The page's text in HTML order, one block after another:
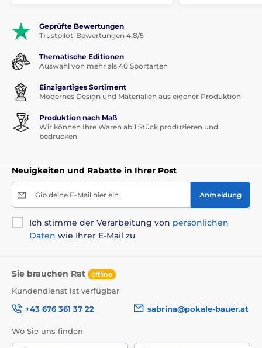
Geprüfte Bewertungen
Trustpilot-Bewertungen 4.8/5
Thematische Editionen
Auswahl von mehr als 40 Sportarten
Einzigartiges Sortiment
Modernes Design und Materialien aus eigener Produktion
Produktion nach Maß
Wir können Ihre Waren ab 1 Stück produzieren und
bedrucken
Neuigkeiten und Rabatte in Ihrer Post
Gib deine E-Mail hier ein Anmeldung
Ich stimme der Verarbeitung von persönlichen
Daten wie Ihrer E-Mail zu
Sie brauchen Rat offline
Kundendienst ist verfügbar
+43 676 361 37 22
sabrina@pokale-bauer.at
Wo Sie uns finden